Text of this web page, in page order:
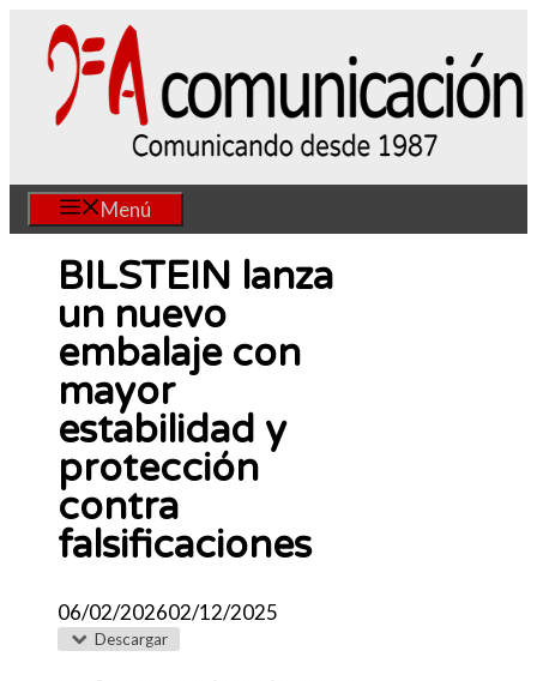
Saltar
contenido
Menú
BILSTEIN lanza
un nuevo
embalaje con
mayor
estabilidad y
protección
contra
falsificaciones
06/02/202602/12/2025
Descargar